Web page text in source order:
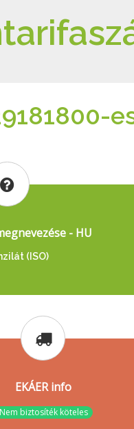
- HU
(ISO)
EKÁER info
Nem biztosíték köteles